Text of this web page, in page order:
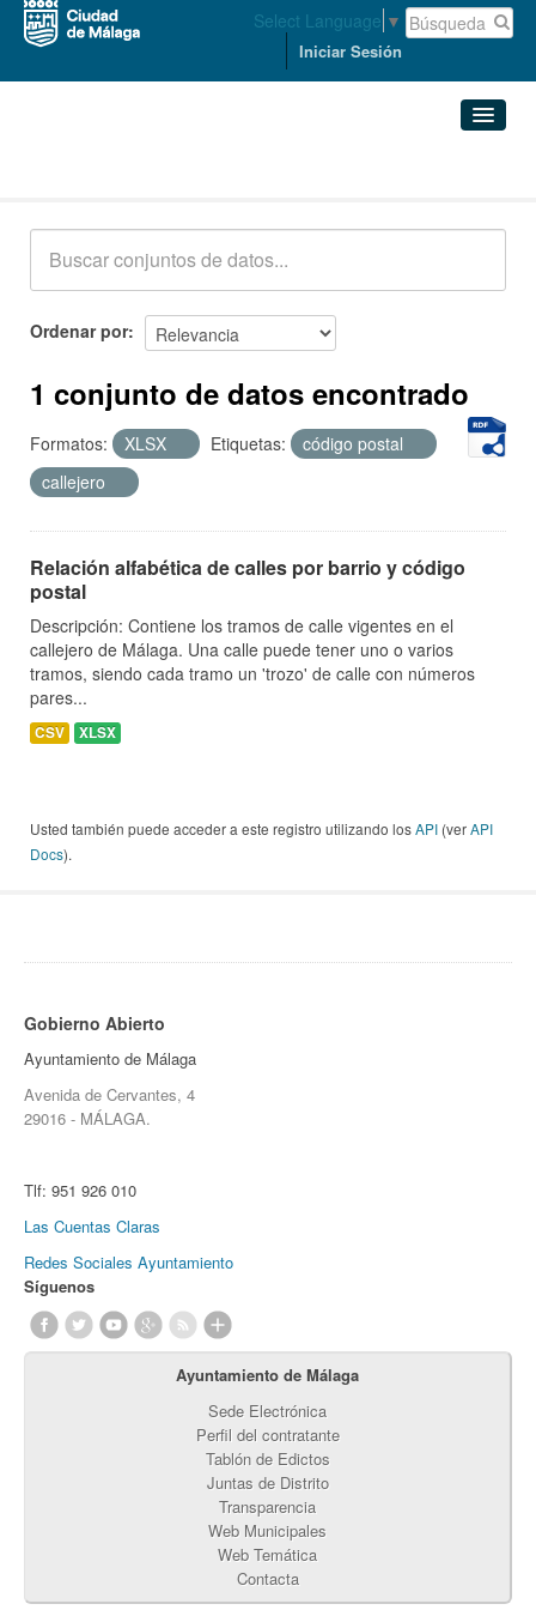
Select Language ▼
Iniciar Sesión
Acerca de
Ordenar por
1 conjunto de datos encontrado
Formatos: XLSX Etiquetas:
código postal
callejero
Relación alfabética de calles por barrio y código
postal
Descripción: Contiene los tramos de calle vigentes en el
callejero de Málaga. Una calle puede tener uno o varios
tramos, siendo cada tramo un 'trozo' de calle con números
pares...
CSV XLSX
Usted también puede acceder a este registro utilizando losAPI (verAPI
Docs).
Gobierno Abierto
Ayuntamiento de Málaga
Avenida de Cervantes, 4
29016 - MÁLAGA.
Tlf: 951 926 010
Las Cuentas Claras
Redes Sociales Ayuntamiento
Síguenos
Ayuntamiento de Málaga
Sede Electrónica
Perfil del contratante
Tablón de Edictos
Juntas de Distrito
Transparencia
Web Municipales
Web Temática
Contacta